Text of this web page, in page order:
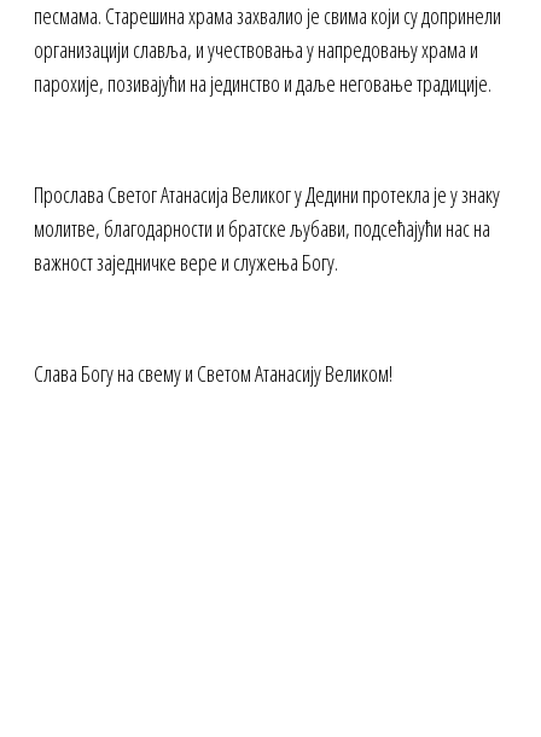
песмама. Старешина храма захвалио је свима који су допринели
организацији славља, и учествовања у напредовању храма и
парохије, позивајући на јединство и даље неговање традиције.
Прослава Светог Атанасија Великог у Дедини протекла је у знаку
молитве, благодарности и братске љубави, подсећајући нас на
важност заједничке вере и служења Богу.
Слава Богу на свему и Светом Атанасију Великом!